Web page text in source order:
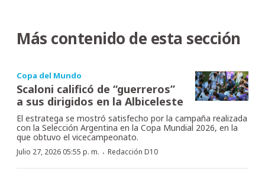
Más contenido de esta sección
Copa del Mundo
Scaloni calificó de “guerreros”
a sus dirigidos en la Albiceleste
El estratega se mostró satisfecho por la campaña realizada
con la Selección Argentina en la Copa Mundial 2026, en la
que obtuvo el vicecampeonato.
Julio 27, 2026 05:55 p. m. · Redacción D10